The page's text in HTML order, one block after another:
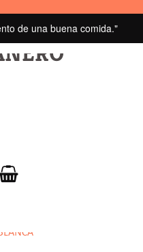
de una buena comida."